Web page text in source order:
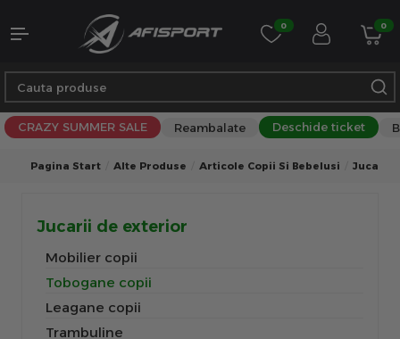
0 0
CRAZY SUMMER SALE Reambalate Deschide ticket
Pagina Start Alte Produse Articole Copii Si Bebelusi Jucarii
Jucarii de exterior
Mobilier copii
Tobogane copii
Leagane copii
Trambuline